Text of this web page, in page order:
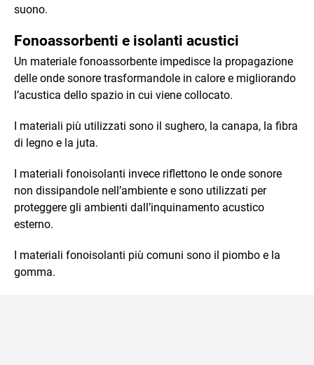
suono.
Fonoassorbenti e isolanti acustici
Un materiale fonoassorbente impedisce la propagazione
delle onde sonore trasformandole in calore e migliorando
l’acustica dello spazio in cui viene collocato.
I materiali più utilizzati sono il sughero, la canapa, la fibra
di legno e la juta.
I materiali fonoisolanti invece riflettono le onde sonore
non dissipandole nell’ambiente e sono utilizzati per
proteggere gli ambienti dall’inquinamento acustico
esterno.
I materiali fonoisolanti più comuni sono il piombo e la
gomma.